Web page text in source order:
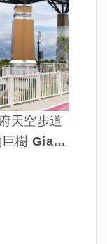
天空步道
樹 Giant